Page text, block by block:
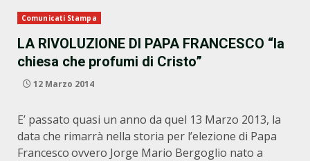
Comunicati Stampa
LA RIVOLUZIONE DI PAPA FRANCESCO “la
chiesa che profumi di Cristo”
12 Marzo 2014
E’ passato quasi un anno da quel 13 Marzo 2013, la
data che rimarrà nella storia per l’elezione di Papa
Francescoovvero Jorge Mario Bergoglio nato a